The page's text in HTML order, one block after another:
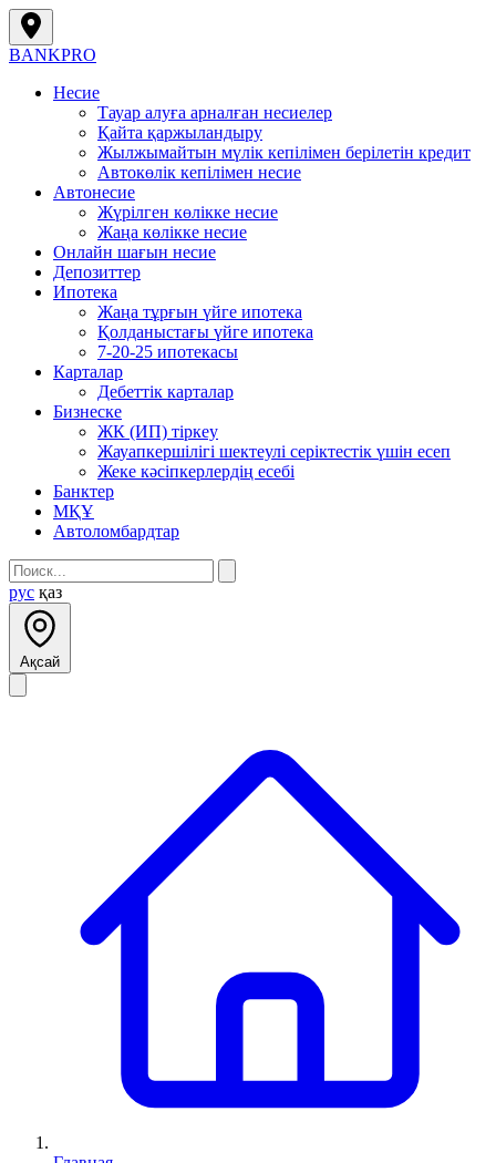
BANKPRO
Несие
Тауар алуға арналған несиелер
Қайта қаржыландыру
Жылжымайтын мүлік кепілімен берілетін кредит
Автокөлік кепілімен несие
Автонесие
Жүрілген көлікке несие
Жаңа көлікке несие
Онлайн шағын несие
Депозиттер
Ипотека
Жаңа тұрғын үйге ипотека
Қолданыстағы үйге ипотека
7-20-25 ипотекасы
Карталар
Дебеттік карталар
Бизнеске
ЖК (ИП) тіркеу
Жауапкершілігі шектеулі серіктестік үшін есеп
Жеке кәсіпкерлердің есебі
Банктер
МҚҰ
Автоломбардтар
рус қаз
Ақсай